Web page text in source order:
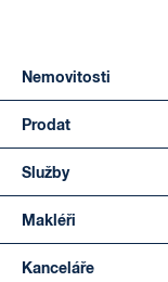
Nemovitosti
Prodat
Služby
Makléři
Kanceláře